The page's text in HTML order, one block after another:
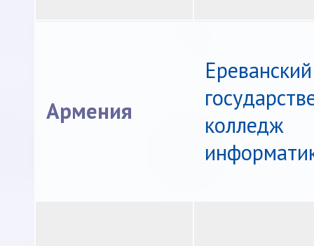
Армения
Ереванский
колледж